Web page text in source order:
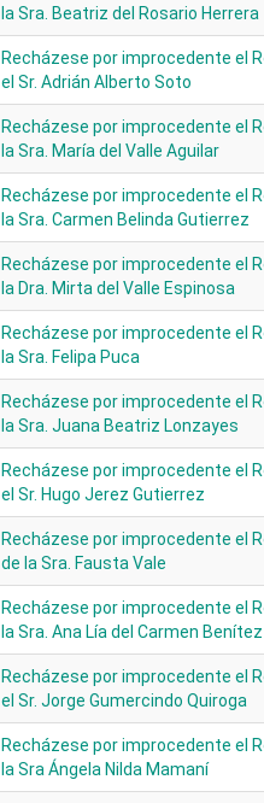
la Sra. Beatriz del Rosario Herrera
Recházese por improcedente el
el Sr. Adrián Alberto Soto
Recházese por improcedente el
la Sra. María del Valle Aguilar
Recházese por improcedente el
la Sra. Carmen Belinda Gutierrez
Recházese por improcedente el
la Dra. Mirta del Valle Espinosa
Recházese por improcedente el
la Sra. Felipa Puca
Recházese por improcedente el
la Sra. Juana Beatriz Lonzayes
Recházese por improcedente el
el Sr. Hugo Jerez Gutierrez
Recházese por improcedente el
de la Sra. Fausta Vale
Recházese por improcedente el
la Sra. Ana Lía del Carmen Benítez
Recházese por improcedente el
el Sr. Jorge Gumercindo Quiroga
Recházese por improcedente el
la Sra Ángela Nilda Mamaní